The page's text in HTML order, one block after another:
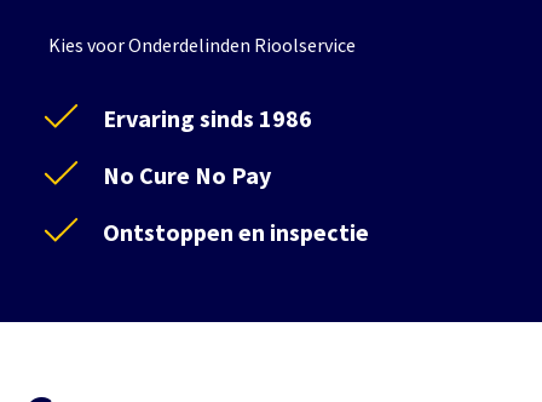
Kies voor Onderdelinden Rioolservice
Ervaring sinds 1986
No Cure No Pay
Ontstoppen en inspectie